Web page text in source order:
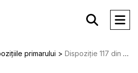
primarului Dispoziție 117 din 17.03.2022. Cu privire la convocarea ședinței ordinare a Consiliului municipal Cahul